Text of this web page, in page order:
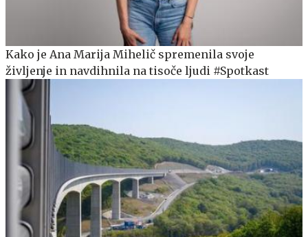
Kako je Ana Marija Mihelič spremenila svoje
življenje in navdihnila na tisoče ljudi #Spotkast